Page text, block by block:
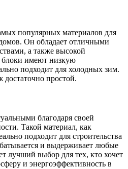
популярных материалов для
Он обладает отличными
а также высокой
блоки имеют низкую
подходит для холодных зим.
простой.
благодаря своей
Такой материал, как
подходит для строительства
и выдерживает любые
лучший выбор для тех, кто хочет
и энергоэффективность в